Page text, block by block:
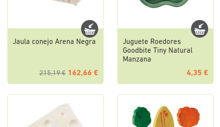
Jaula conejo Arena Negra
215,19 € 162,66 €
Juguete Roedores
Goodbite Tiny Natural
Manzana
4,35 €